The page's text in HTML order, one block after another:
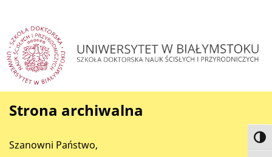
Strona archiwalna
Szanowni Państwo,